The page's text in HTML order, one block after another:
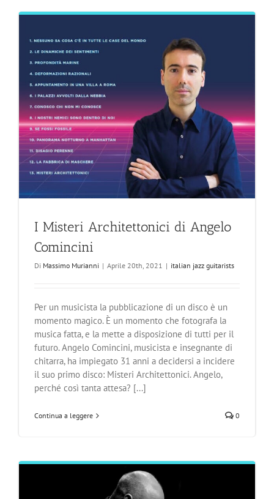
I Misteri Architettonici di Angelo
Comincini
Di Massimo Murianni | Aprile 20th, 2021 | italian jazz guitarists
Per un musicista la pubblicazione di un disco è un
momento magico. È un momento che fotografa la
musica fatta, e la mette a disposizione di tutti per il
futuro. Angelo Comincini, musicista e insegnante di
chitarra, ha impiegato 31 anni a decidersi a incidere
il suo primo disco: Misteri Architettonici. Angelo,
perché così tanta attesa? [...]
Continua a leggere 0